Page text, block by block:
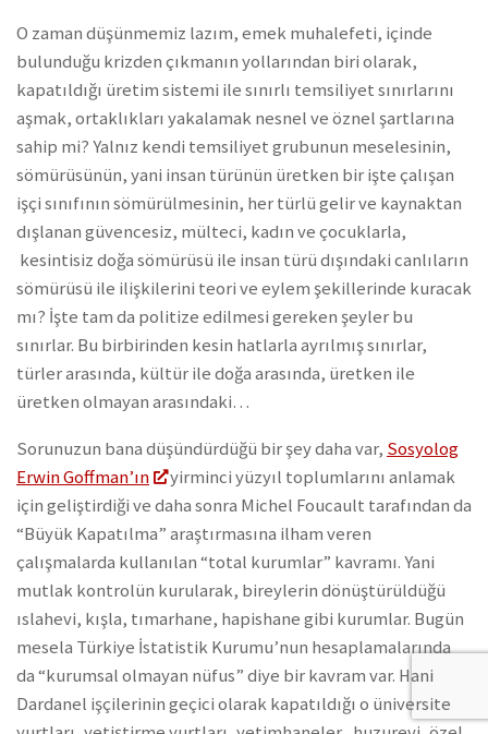
O zaman düşünmemiz lazım, emek muhalefeti, içinde
bulunduğu krizden çıkmanın yollarından biri olarak,
kapatıldığı üretim sistemi ile sınırlı temsiliyet sınırlarını
aşmak, ortaklıkları yakalamak nesnel ve öznel şartlarına
sahip mi? Yalnız kendi temsiliyet grubunun meselesinin,
sömürüsünün, yani insan türünün üretken bir işte çalışan
işçi sınıfının sömürülmesinin, her türlü gelir ve kaynaktan
dışlanan güvencesiz, mülteci, kadın ve çocuklarla,
kesintisiz doğa sömürüsü ile insan türü dışındaki canlıların
sömürüsü ile ilişkilerini teori ve eylem şekillerinde kuracak
mı? İşte tam da politize edilmesi gereken şeyler bu
sınırlar. Bu birbirinden kesin hatlarla ayrılmış sınırlar,
türler arasında, kültür ile doğa arasında, üretken ile
üretken olmayan arasındaki…
Sorunuzun bana düşündürdüğü bir şey daha var, Sosyolog
Erwin Goffman’ın
yirminci yüzyıl toplumlarını anlamak
için geliştirdiği ve daha sonra Michel Foucault tarafından da
“Büyük Kapatılma” araştırmasına ilham veren
çalışmalarda kullanılan “total kurumlar” kavramı. Yani
mutlak kontrolün kurularak, bireylerin dönüştürüldüğü
ıslahevi, kışla, tımarhane, hapishane gibi kurumlar. Bugün
mesela Türkiye İstatistik Kurumu’nun hesaplamalarında
da “kurumsal olmayan nüfus” diye bir kavram var. Hani
Dardanel işçilerinin geçici olarak kapatıldığı o üniversite